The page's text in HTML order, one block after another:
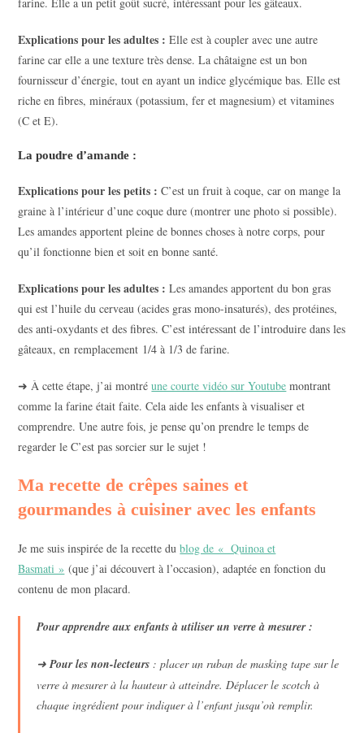
farine. Elle a un petit goût sucré, intéressant pour les gâteaux.
Explications pour les adultes : Elle est à coupler avec une autre
farine car elle a une texture très dense. La châtaigne est un bon
fournisseur d’énergie, tout en ayant un indice glycémique bas. Elle est
riche en fibres, minéraux (potassium, fer et magnesium) et vitamines
(C et E).
La poudre d’amande :
Explications pour les petits : C’est un fruit à coque, car on mange la
graine à l’intérieur d’une coque dure (montrer une photo si possible).
Les amandes apportent pleine de bonnes choses à notre corps, pour
qu’il fonctionne bien et soit en bonne santé.
Explications pour les adultes : Les amandes apportent du bon gras
qui est l’huile du cerveau (acides gras mono-insaturés), des protéines,
des anti-oxydants et des fibres. C’est intéressant de l’introduire dans les
gâteaux, en remplacement 1/4 à 1/3 de farine.
➜ À cette étape, j’ai montréune courte vidéo sur Youtube montrant
comme la farine était faite. Cela aide les enfants à visualiser et
comprendre. Une autre fois, je pense qu’on prendre le temps de
regarder le C’est pas sorcier sur le sujet !
Ma recette de crêpes saines et
gourmandes à cuisiner avec les enfants
Je me suis inspirée de la recette dublog de « Quinoa et
Basmati » (que j’ai découvert à l’occasion), adaptée en fonction du
contenu de mon placard.
Pour apprendre aux enfants à utiliser un verre à mesurer :
➜Pour les non-lecteurs: placer un ruban de masking tape sur le
verre à mesurer à la hauteur à atteindre. Déplacer le scotch à
chaque ingrédient pour indiquer à l’enfant jusqu’où remplir.